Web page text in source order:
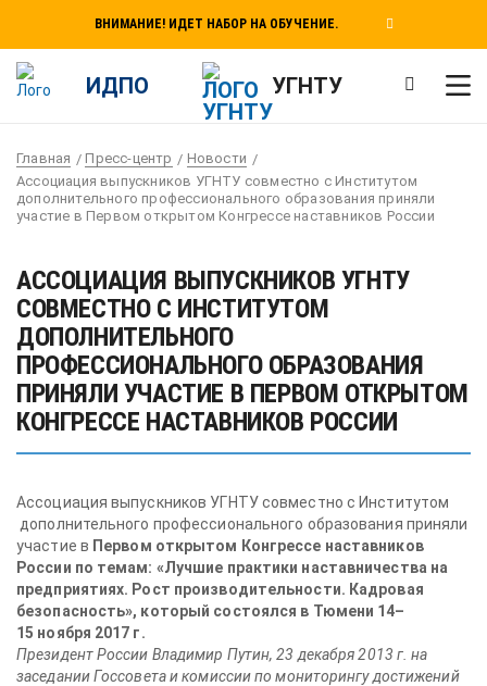
ВНИМАНИЕ! ИДЕТ НАБОР НА ОБУЧЕНИЕ.
ИДПО УГНТУ
Главная Пресс-центр
Новости
Ассоциация выпускников УГНТУ совместно с Институтом
дополнительного профессионального образования приняли
участие в Первом открытом Конгрессе наставников России
АССОЦИАЦИЯ ВЫПУСКНИКОВ УГНТУ
СОВМЕСТНО С ИНСТИТУТОМ
ДОПОЛНИТЕЛЬНОГО
ПРОФЕССИОНАЛЬНОГО ОБРАЗОВАНИЯ
ПРИНЯЛИ УЧАСТИЕ В ПЕРВОМ ОТКРЫТОМ
КОНГРЕССЕ НАСТАВНИКОВ РОССИИ
Ассоциация выпускников УГНТУ совместно с Институтом
дополнительного профессионального образования приняли
участие в Первом открытом Конгрессе наставников
России по темам: «Лучшие практики наставничества на
предприятиях. Рост производительности. Кадровая
безопасность», который состоялся в Тюмени 14–
15 ноября 2017 г.
Президент России Владимир Путин, 23 декабря 2013 г. на
заседании Госсовета и комиссии по мониторингу достижений